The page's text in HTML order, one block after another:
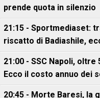
prende quota in silenzio
21:15 - Sportmediaset:
riscatto di Badiashile,
21:00 - SSC Napoli,
Ecco il costo annuo dei
20:45 - Morte Baresi, la